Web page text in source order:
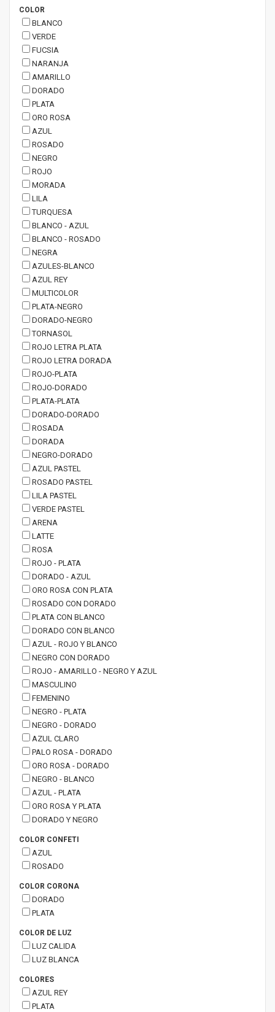
COLOR
BLANCO
VERDE
FUCSIA
NARANJA
AMARILLO
DORADO
PLATA
ORO ROSA
AZUL
ROSADO
NEGRO
ROJO
MORADA
LILA
TURQUESA
BLANCO - AZUL
BLANCO - ROSADO
NEGRA
AZULES-BLANCO
AZUL REY
MULTICOLOR
PLATA-NEGRO
DORADO-NEGRO
TORNASOL
ROJO LETRA PLATA
ROJO LETRA DORADA
ROJO-PLATA
ROJO-DORADO
PLATA-PLATA
DORADO-DORADO
ROSADA
DORADA
NEGRO-DORADO
AZUL PASTEL
ROSADO PASTEL
LILA PASTEL
VERDE PASTEL
ARENA
LATTE
ROSA
ROJO - PLATA
DORADO - AZUL
ORO ROSA CON PLATA
ROSADO CON DORADO
PLATA CON BLANCO
DORADO CON BLANCO
AZUL - ROJO Y BLANCO
NEGRO CON DORADO
ROJO - AMARILLO - NEGRO Y AZUL
MASCULINO
FEMENINO
NEGRO - PLATA
NEGRO - DORADO
AZUL CLARO
PALO ROSA - DORADO
ORO ROSA - DORADO
NEGRO - BLANCO
AZUL - PLATA
ORO ROSA Y PLATA
DORADO Y NEGRO
COLOR CONFETI
AZUL
ROSADO
COLOR CORONA
DORADO
PLATA
COLOR DE LUZ
LUZ CALIDA
LUZ BLANCA
COLORES
AZUL REY
PLATA